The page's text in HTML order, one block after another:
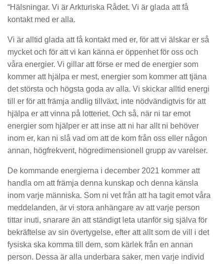
“Hälsningar. Vi är Arkturiska Rådet. Vi är glada att få
kontakt med er alla.
Vi är alltid glada att få kontakt med er, för att vi älskar er så
mycket och för att vi kan känna er öppenhet för oss och
våra energier. Vi gillar att förse er med de energier som
kommer att hjälpa er mest, energier som kommer att tjäna
det största och högsta goda av alla. Vi skickar alltid energi
till er för att främja andlig tillväxt, inte nödvändigtvis för att
hjälpa er att vinna på lotteriet. Och så, när ni tar emot
energier som hjälper er att inse att ni har allt ni behöver
inom er, kan ni slå vad om att de kom från oss eller någon
annan, högfrekvent, högredimensionell grupp av varelser.
De kommande energierna i december 2021 kommer att
handla om att främja denna kunskap och denna känsla
inom varje människa. Som ni vet från att ha tagit emot våra
meddelanden, är vi stora anhängare av att varje person
tittar inuti, snarare än att ständigt leta utanför sig själva för
bekräftelse av sin övertygelse, efter att allt som de vill i det
fysiska ska komma till dem, som kärlek från en annan
person. Dessa är alla underbara saker, men varje individ